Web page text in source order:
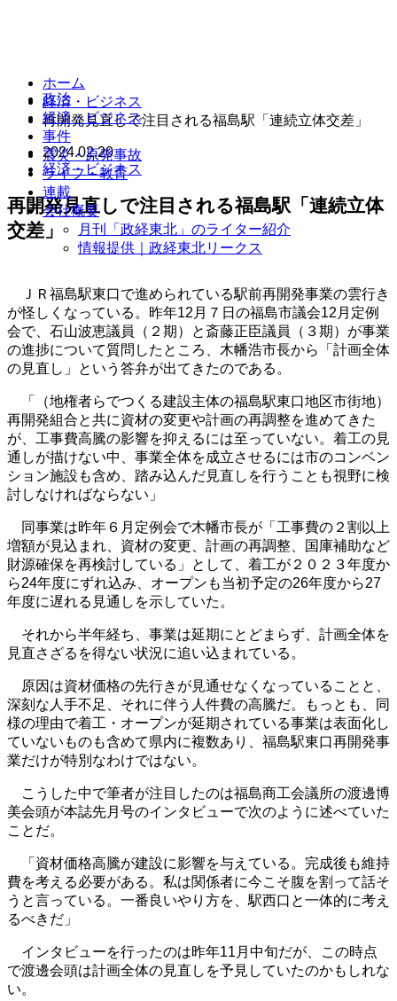
政治
経済・ビジネス
事件
震災・原発事故
ライフ・教育
連載
会社概要
月刊「政経東北」のライター紹介
情報提供｜政経東北リークス
ホーム
経済・ビジネス
再開発見直しで注目される福島駅「連続立体交差」
2024.02.20
経済・ビジネス
再開発見直しで注目される福島駅「連続立体
交差」
ＪＲ福島駅東口で進められている駅前再開発事業の雲行き
が怪しくなっている。昨年12月７日の福島市議会12月定例
会で、石山波恵議員（２期）と斎藤正臣議員（３期）が事業
の進捗について質問したところ、木幡浩市長から「計画全体
の見直し」という答弁が出てきたのである。
「（地権者らでつくる建設主体の福島駅東口地区市街地）
再開発組合と共に資材の変更や計画の再調整を進めてきた
が、工事費高騰の影響を抑えるには至っていない。着工の見
通しが描けない中、事業全体を成立させるには市のコンベン
ション施設も含め、踏み込んだ見直しを行うことも視野に検
討しなければならない」
同事業は昨年６月定例会で木幡市長が「工事費の２割以上
増額が見込まれ、資材の変更、計画の再調整、国庫補助など
財源確保を再検討している」として、着工が２０２３年度か
ら24年度にずれ込み、オープンも当初予定の26年度から27
年度に遅れる見通しを示していた。
それから半年経ち、事業は延期にとどまらず、計画全体を
見直さざるを得ない状況に追い込まれている。
原因は資材価格の先行きが見通せなくなっていることと、
深刻な人手不足、それに伴う人件費の高騰だ。もっとも、同
様の理由で着工・オープンが延期されている事業は表面化し
ていないものも含めて県内に複数あり、福島駅東口再開発事
業だけが特別なわけではない。
こうした中で筆者が注目したのは福島商工会議所の渡邊博
美会頭が本誌先月号のインタビューで次のように述べていた
ことだ。
「資材価格高騰が建設に影響を与えている。完成後も維持
費を考える必要がある。私は関係者に今こそ腹を割って話そ
うと言っている。一番良いやり方を、駅西口と一体的に考え
るべきだ」
インタビューを行ったのは昨年11月中旬だが、この時点
で渡邊会頭は計画全体の見直しを予見していたのかもしれな
い。